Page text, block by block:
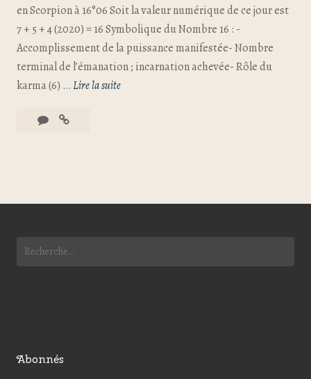
en Scorpion à 16°06 Soit la valeur numérique de ce jour est
7 + 5 + 4 (2020) = 16 Symbolique du Nombre 16 : -
Accomplissement de la puissance manifestée- Nombre
terminal de l’émanation ; incarnation achevée- Rôle du
karma (6) …Lire la suite
Abonnés